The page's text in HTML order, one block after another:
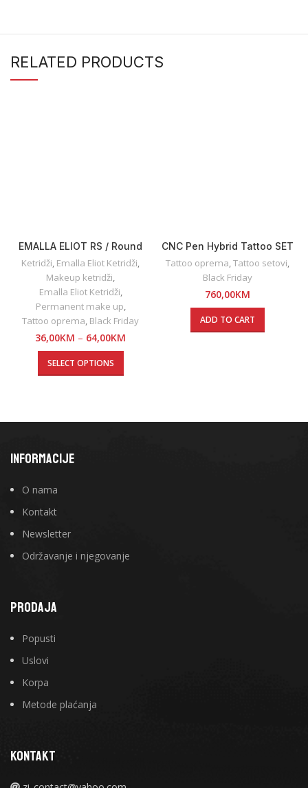
RELATED PRODUCTS
EMALLA ELIOT RS / Round
Shader
Ketridži Emalla Eliot Ketridži
Makeup ketridži
Emalla Eliot Ketridži
Permanent make up
Tattoo oprema Black Friday
36,00KM – 64,00KM
SELECT OPTIONS
CNC Pen Hybrid Tattoo SET
Tattoo oprema Tattoo setovi
Black Friday
760,00KM
ADD TO CART
INFORMACIJE
O nama
Kontakt
Newsletter
Održavanje i njegovanje
PRODAJA
Popusti
Uslovi
Korpa
Metode plaćanja
KONTAKT